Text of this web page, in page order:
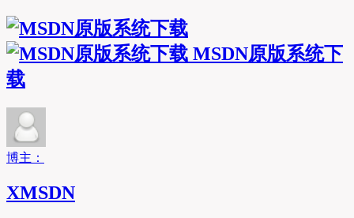
MSDN原版系统下
载
博主：
XMSDN